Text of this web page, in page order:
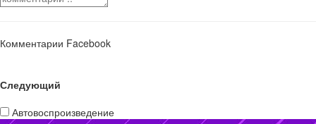
Комментарии Facebook
Следующий
Автовоспроизведение